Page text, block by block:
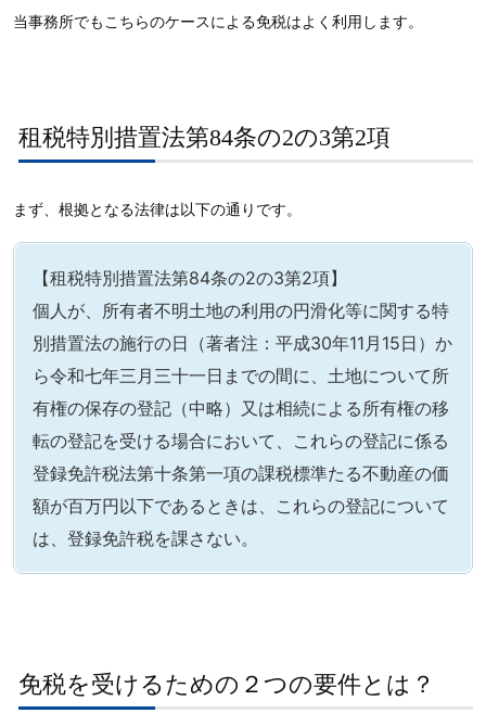
当事務所でもこちらのケースによる免税はよく利用します。
租税特別措置法第84条の2の3第2項
まず、根拠となる法律は以下の通りです。
【租税特別措置法第84条の2の3第2項】
個人が、所有者不明土地の利用の円滑化等に関する特
別措置法の施行の日（著者注：平成30年11月15日）か
ら令和七年三月三十一日までの間に、土地について所
有権の保存の登記（中略）又は相続による所有権の移
転の登記を受ける場合において、これらの登記に係る
登録免許税法第十条第一項の課税標準たる不動産の価
額が百万円以下であるときは、これらの登記について
は、登録免許税を課さない。
免税を受けるための２つの要件とは？